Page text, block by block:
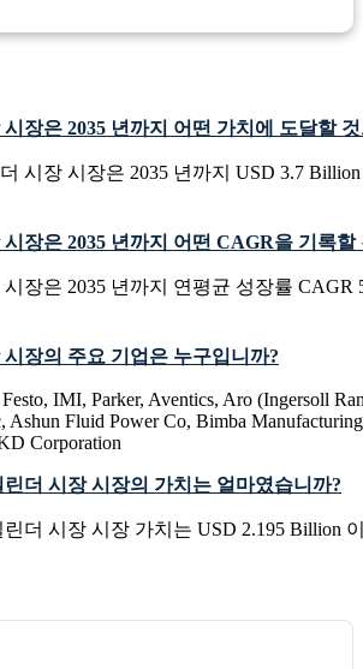
장은 2035 년까지 어떤 가치에 도달할
시장 시장은 2035 년까지 USD 3.7
장은 2035 년까지 어떤 CAGR을 기록
장은 2035 년까지 연평균 성장률 CAGR
장의 주요 기업은 누구입니까?
IMI, Parker, Aventics, Aro (Ingersoll
Ashun Fluid Power Co, Bimba
Corporation
린더 시장 시장의 가치는 얼마였습니까?
린더 시장 시장 가치는 USD 2.195 Billion